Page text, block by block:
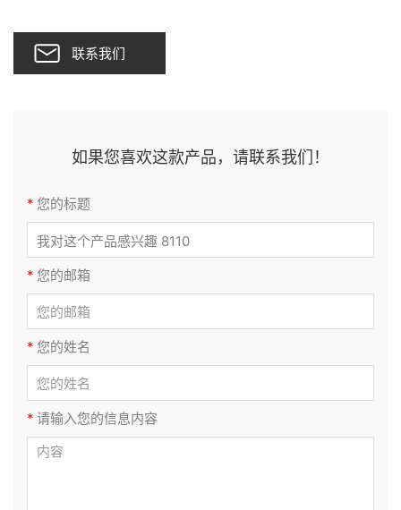
联系我们
如果您喜欢这款产品，请联系我们！
* 您的标题
* 您的邮箱
* 您的姓名
* 请输入您的信息内容